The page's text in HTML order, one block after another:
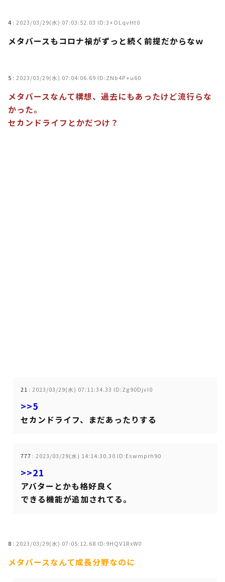
4 : 2023/03/29(水) 07:03:52.03 ID:3+OLqvHt0
メタバースもコロナ禍がずっと続く前提だからなｗ
5 : 2023/03/29(水) 07:04:06.69 ID:ZNb4P+u60
メタバースなんて構想、過去にもあったけど流行らな
かった。
セカンドライフとかだつけ？
21 : 2023/03/29(水) 07:11:34.33 ID:Zg90DjvI0
>>5
セカンドライフ、まだあったりする
777 : 2023/03/29(水) 14:14:30.30 ID:Eswmprh90
>>21
アバターとかも格好良く
できる機能が追加されてる。
8 : 2023/03/29(水) 07:05:12.68 ID:9HQV1RxW0
メタバースなんて成長分野なのに